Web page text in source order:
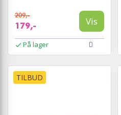
209,-
179,- Vis
På lager
TILBUD